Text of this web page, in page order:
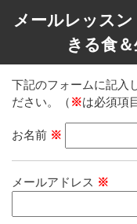
メールレッス
きる食＆
下記のフォームに記入
ださい。（ ※は必須項
お名前 ※
メールアドレス ※